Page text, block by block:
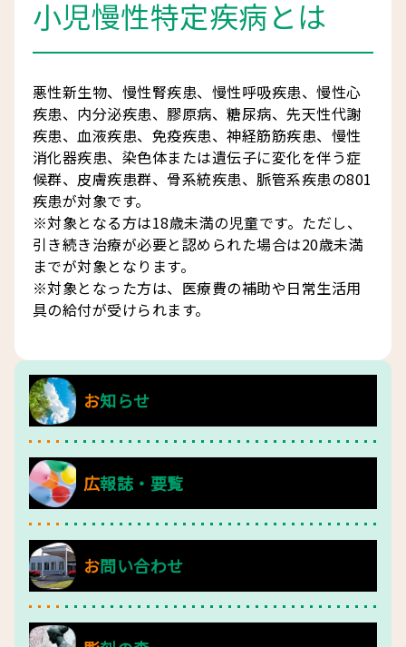
小児慢性特定疾病とは
悪性新生物、慢性腎疾患、慢性呼吸疾患、慢性心
疾患、内分泌疾患、膠原病、糖尿病、先天性代謝
疾患、血液疾患、免疫疾患、神経筋筋疾患、慢性
消化器疾患、染色体または遺伝子に変化を伴う症
候群、皮膚疾患群、骨系統疾患、脈管系疾患の801
疾患が対象です。
※対象となる方は18歳未満の児童です。ただし、
引き続き治療が必要と認められた場合は20歳未満
までが対象となります。
※対象となった方は、医療費の補助や日常生活用
具の給付が受けられます。
お知らせ
広報誌・要覧
お問い合わせ